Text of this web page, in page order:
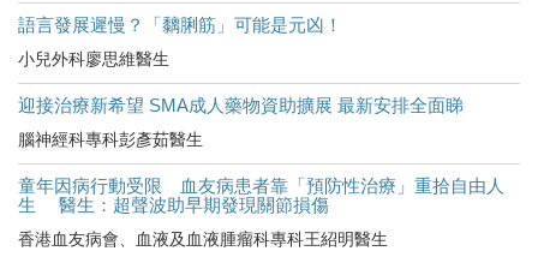
語言發展遲慢？「黐脷筋」可能是元凶！
小兒外科廖思維醫生
迎接治療新希望 SMA成人藥物資助擴展 最新安排全面睇
腦神經科專科彭彥茹醫生
童年因病行動受限 血友病患者靠「預防性治療」重拾自由人
生 醫生：超聲波助早期發現關節損傷
香港血友病會、血液及血液腫瘤科專科王紹明醫生